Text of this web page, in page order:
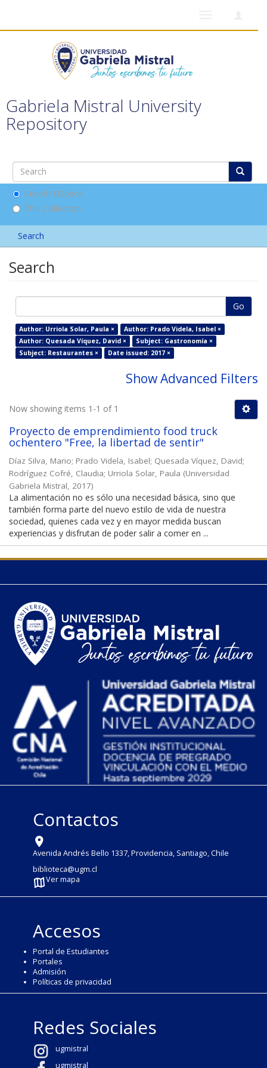
Gabriela Mistral University
Repository
Search DSpace
This Collection
Search
Search
Go
Author: Urriola Solar, Paula ×
Author: Prado Videla, Isabel ×
Author: Quesada Víquez, David ×
Subject: Gastronomía ×
Subject: Restaurantes ×
Date issued: 2017 ×
Show Advanced Filters
Now showing items 1-1 of 1
Proyecto de emprendimiento food truck
ochentero "Free, la libertad de sentir"
Díaz Silva, Mario; Prado Videla, Isabel; Quesada Víquez, David;
Rodríguez Cofré, Claudia; Urriola Solar, Paula (Universidad
Gabriela Mistral, 2017)
La alimentación no es sólo una necesidad básica, sino que
también forma parte del nuevo estilo de vida de nuestra
sociedad, quienes cada vez y en mayor medida buscan
experiencias y disfrutan de poder salir a comer en ...
Contactos
Avenida Andrés Bello 1337, Providencia, Santiago, Chile
biblioteca@ugm.cl
Ver mapa
Accesos
Portal de Estudiantes
Portales
Admisión
Políticas de privacidad
Redes Sociales
ugmistral
ugmistral